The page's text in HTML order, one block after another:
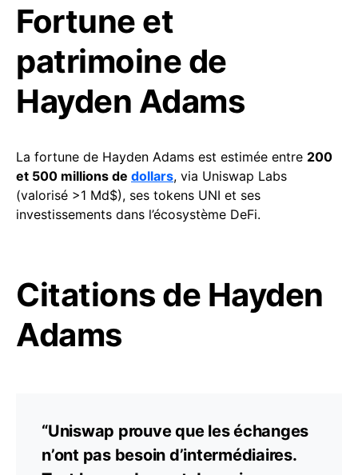
Fortune et
patrimoine de
Hayden Adams
La fortune de Hayden Adams est estimée entre 200
et 500 millions de dollars, via Uniswap Labs
(valorisé >1 Md$), ses tokens UNI et ses
investissements dans l’écosystème DeFi.
Citations de Hayden
Adams
“Uniswap prouve que les échanges
n’ont pas besoin d’intermédiaires.